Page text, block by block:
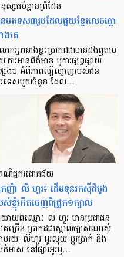
ស្ស​ធម៌​គ្មាន​ព្រំដែន
បរទេស​៣​រូប​ដែល​ជួយ​ខ្មែរ​លេច​ធ្លោ​
ង​គេ
កអ្នក​នាង​ខ្លះ​ប្រាកដ​ជា​បាន​​ដឹង​ឮ​តាម​
ៈ​ការ​អាន​ព័ត៌មាន ឬ​ការ​ផ្សព្វផ្សាយ​
េងៗ អំពី​ភាព​ល្បីល្បាញ​របស់​ជន​
ទេស​មួយ​ចំនួន ដែល…
ណិជ្ជករជោគជ័យ
ញ៉ា លី ហួរ៖ ដើមទុនរកស៊ីដំបូង
ស់ខ្ញុំកើតចេញពីជ្រូក១ក្បាល
ាយ​ពី​ឈ្មោះ លី ហួរ មាន​ប្រជាជន​
គ​ច្រើន ប្រាកដ​ជា​ស្គាល់​ច្បាស់​ណាស់
មរយៈ លីហួរ ដូរ​លុយ ប្តូរ​បា្រក់ និង​
មាស នៅ​ផ្សារ​អូរ​ឫ…